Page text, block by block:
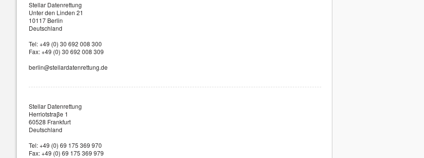
Stellar Datenrettung
Unter den Linden 21
10117 Berlin
Deutschland
Tel: +49 (0) 30 692 008 300
Fax: +49 (0) 30 692 008 309
berlin@stellardatenrettung.de
Stellar Datenrettung
Herriotstraβe 1
60528 Frankfurt
Deutschland
Tel: +49 (0) 69 175 369 970
Fax: +49 (0) 69 175 369 979